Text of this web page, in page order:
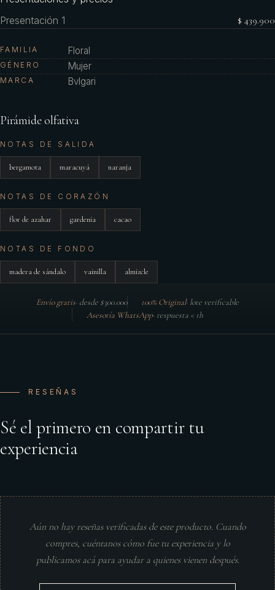
Presentación 1
$ 439.900
FAMILIA Floral
GÉNERO Mujer
MARCA Bvlgari
Pirámide olfativa
NOTAS DE SALIDA
bergamota maracuyá naranja
NOTAS DE CORAZÓN
flor de azahar gardenia cacao
NOTAS DE FONDO
madera de sándalo vainilla almizcle
Envío gratis· desde $300.000 100% Original· lote verificable
Asesoría WhatsApp· respuesta < 1h
RESEÑAS
Sé el primero en compartir tu
experiencia
Aún no hay reseñas verificadas de este producto. Cuando
compres, cuéntanos cómo fue tu experiencia y lo
publicamos acá para ayudar a quienes vienen después.